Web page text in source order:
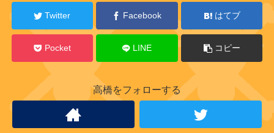
ー
ロ
ン
Twitter Facebook はてブ
Pocket LINE コピー
高橋をフォローする